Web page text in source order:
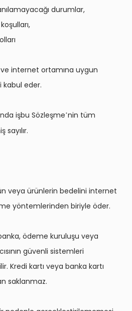
durumlar,
ve internet ortamına uygun
kabul eder.
işbu Sözleşme’nin tüm
veya ürünlerin bedelini internet
yöntemlerinden biriyle öder.
ödeme kuruluşu veya
güvenli sistemleri
Kredi kartı veya banka kartı
saklanmaz.